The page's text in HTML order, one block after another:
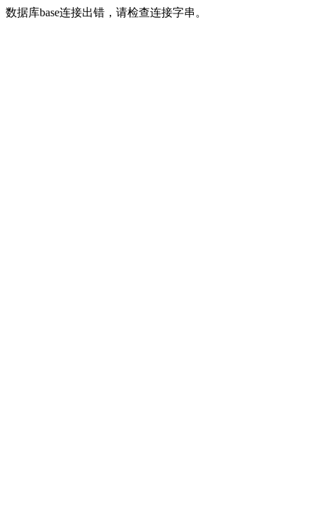
数据库base连接出错，请检查连接字串。